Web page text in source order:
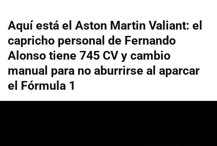
Aquí está el Aston Martin Valiant: el
capricho personal de Fernando
Alonso tiene 745 CV y cambio
manual para no aburrirse al aparcar
el Fórmula 1